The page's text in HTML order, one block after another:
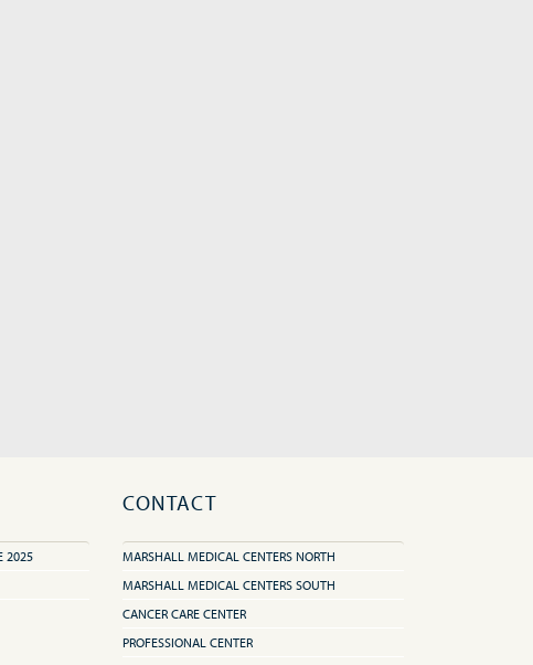
2025
CONTACT
MARSHALL MEDICAL CENTERS NORTH
MARSHALL MEDICAL CENTERS SOUTH
CANCER CARE CENTER
PROFESSIONAL CENTER